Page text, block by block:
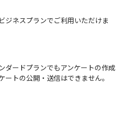
ジネスプランでご利用いただけま
ダードプランでもアンケートの作成
ートの公開・送信はできません。